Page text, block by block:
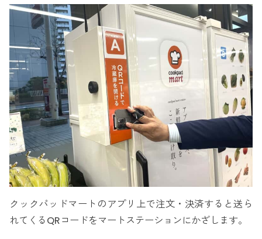
クックパッドマートのアプリ上で注文・決済すると送ら
れてくるQRコードをマートステーションにかざします。